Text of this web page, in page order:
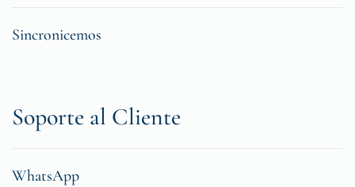
Sincronicemos
Soporte al Cliente
WhatsApp